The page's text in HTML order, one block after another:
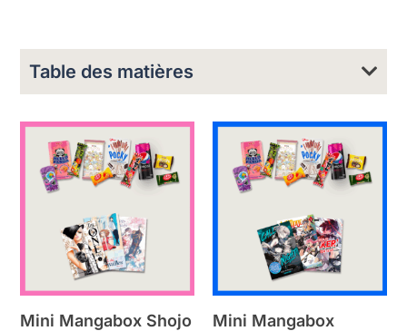
Table des matières
Mini Mangabox Shojo
Mini Mangabox